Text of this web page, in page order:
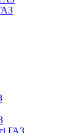
ГАЗ